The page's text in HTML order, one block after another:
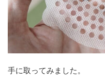
手に取ってみました。